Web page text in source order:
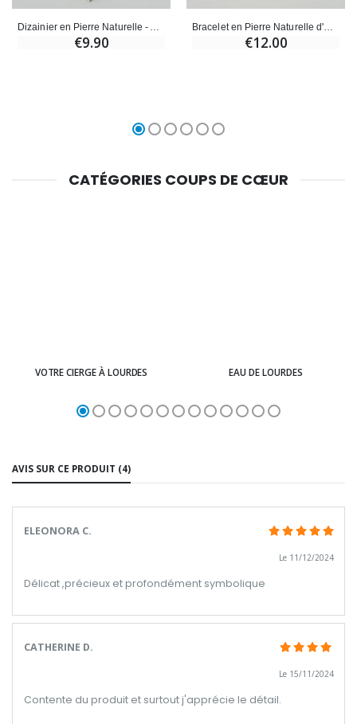
€9.90 €12.00
CATÉGORIES COUPS DE CŒUR
VOTRE CIERGE À LOURDES EAU DE LOURDES
AVIS SUR CE PRODUIT (4)
ELEONORA C.
Le 11/12/2024
Délicat ,précieux et profondément symbolique
CATHERINE D.
Le 15/11/2024
Contente du produit et surtout j'apprécie le détail.